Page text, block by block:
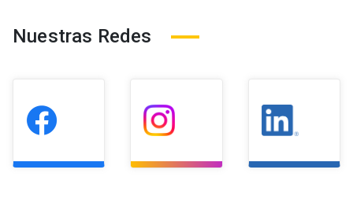
Nuestras Redes